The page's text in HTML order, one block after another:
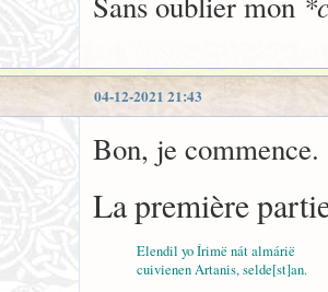
04-12-2021 21:43
Bon, je commence.
La première
Elendil yo Írimë nát almárië
cuivienen Artanis, selde[st]an.